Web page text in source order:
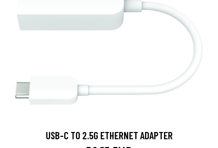
USB-C TO 2.5G ETHERNET ADAPTER